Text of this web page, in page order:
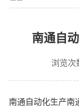
南通自
浏览次
南通自动化生产南